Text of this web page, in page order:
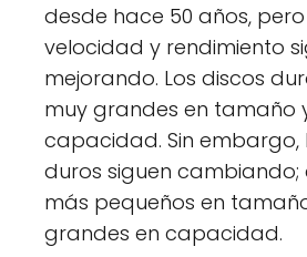
desde hace 50 años, pero
velocidad y rendimiento
mejorando. Los discos
muy grandes en tamaño
capacidad. Sin embargo,
duros siguen cambiando;
más pequeños en
grandes en capacidad.